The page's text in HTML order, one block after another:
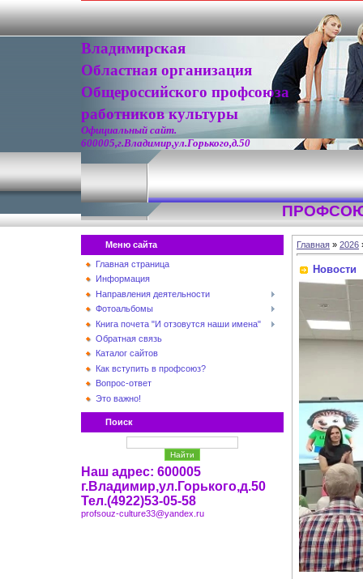
Владимирская
Областная организация
Общероссийского профсоюза
работников культуры
Официальный сайт.
600005,г.Владимир,ул.Горького,д.50
Меню сайта
Главная страница
Информация
Направления деятельности
Фотоальбомы
Книга почета "И отзовутся наши имена"
Обратная связь
Каталог сайтов
Как вступить в профсоюз?
Вопрос-ответ
Это важно!
Поиск
Наш адрес: 600005
г.Владимир,ул.Горького,д.50
Тел.(4922)53-05-58
profsouz-culture33@yandex.ru
Главная » 2026
Новости